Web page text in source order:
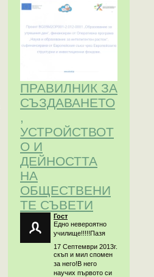
ПРАВИЛНИК ЗА
СЪЗДАВАНЕТО
,
УСТРОЙСТВОТ
О И
ДЕЙНОСТТА
НА
ОБЩЕСТВЕНИ
ТЕ СЪВЕТИ
Гост
17 Септември 2013г.
Едно невероятно
училище!!!!!Пазя
скъп и мил спомен
за него!В него
научих първото си